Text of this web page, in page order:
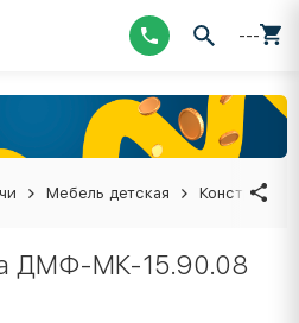
---
Мебель детская
ДМФ-МК-15.90.08